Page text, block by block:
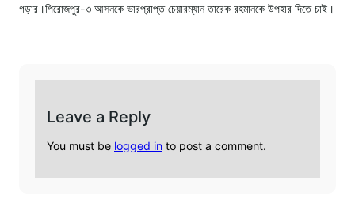
গড়ার।পিরোজপুর-৩ আসনকে ভারপ্রাপ্ত চেয়ারম্যান তারেক রহমানকে উপহার দিতে চাই।
Leave a Reply
You must be logged in to post a comment.